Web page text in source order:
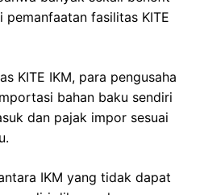
fasilitas KITE
KITE IKM, para pengusaha
bahan baku sendiri
dan pajak impor sesuai
IKM yang tidak dapat